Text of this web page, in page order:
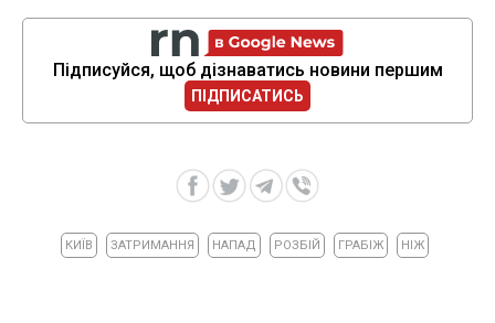
Підписуйся, щоб дізнаватись новини першим
ПІДПИСАТИСЬ
КИЇВ ЗАТРИМАННЯ НАПАД РОЗБІЙ ГРАБІЖ НІЖ